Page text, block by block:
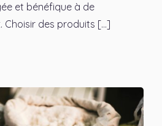
et bénéfique à de
Choisir des produits [...]